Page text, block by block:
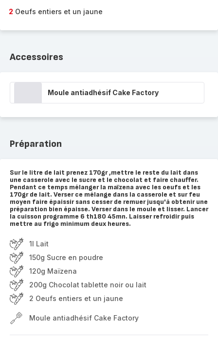
2 Oeufs entiers et un jaune
Accessoires
Moule antiadhésif Cake Factory
Préparation
Sur le litre de lait prenez 170gr ,mettre le reste du lait dans
une casserole avec le sucre et le chocolat et faire chauffer.
Pendant ce temps mélanger la maïzena avec les oeufs et les
170gr de lait. Verser ce mélange dans la casserole et sur feu
moyen faire épaissir sans cesser de remuer jusqu'à obtenir une
préparation bien épaisse. Verser dans le moule et lisser. Lancer
la cuisson programme 6 th180 45mn. Laisser refroidir puis
mettre au frigo minimum deux heures.
1l Lait
150g Sucre en poudre
120g Maïzena
200g Chocolat tablette noir ou lait
2 Oeufs entiers et un jaune
Moule antiadhésif Cake Factory